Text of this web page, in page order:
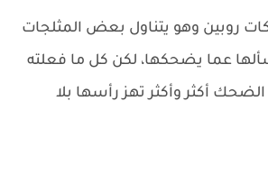
روبين وهو يتناول بعض المثلجات
عما يضحكها، لكن كل ما فعلته
أكثر وأكثر تهز رأسها بلا